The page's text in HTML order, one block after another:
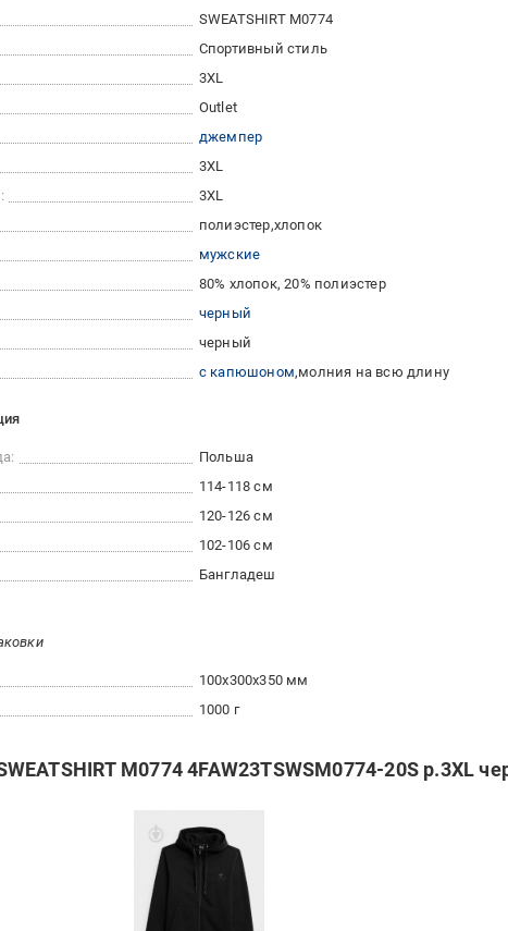
SWEATSHIRT M0774
Спортивный стиль
3XL
Outlet
джемпер
3XL
3XL
полиэстер хлопок
мужские
80% хлопок, 20% полиэстер
черный
черный
с капюшоном молния на всю длину
Польша
114-118 см
120-126 см
102-106 см
Бангладеш
100x300x350 мм
1000 г
M0774 4FAW23TSWSM0774-20S р.3XL